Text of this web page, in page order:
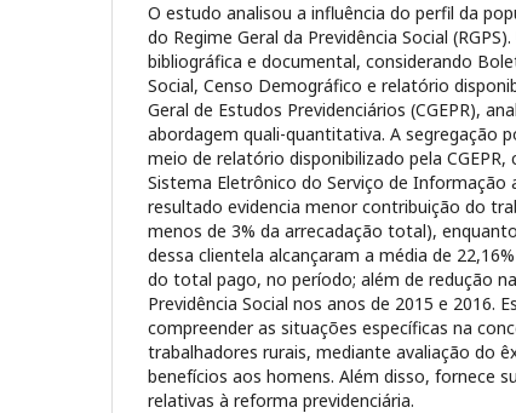
O estudo analisou a influência do perfil da
do Regime Geral da Previdência Social
bibliográfica e documental, considerando
Social, Censo Demográfico e relatório
Geral de Estudos Previdenciários (CGEPR),
abordagem quali-quantitativa. A segregação
meio de relatório disponibilizado pela
Sistema Eletrônico do Serviço de Informação
resultado evidencia menor contribuição do
menos de 3% da arrecadação total),
dessa clientela alcançaram a média de
do total pago, no período; além de redução
Previdência Social nos anos de 2015 e 2016.
compreender as situações específicas na
trabalhadores rurais, mediante avaliação do
benefícios aos homens. Além disso, fornece
relativas à reforma previdenciária.